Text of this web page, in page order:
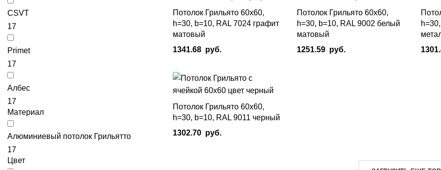
CSVT
17
Primet
17
Албес
17
Материал
Алюминиевый потолок Грильятто
17
Цвет
Потолок Грильято 60х60,
h=30, b=10, RAL 7024 графит
матовый
1341.68 руб.
Потолок Грильято 60х60,
h=30, b=10, RAL 9002 белый
матовый
1251.59 руб.
Потолок Грильято 60х60,
h=30, b=10, RAL 9011 черный
1302.70 руб.